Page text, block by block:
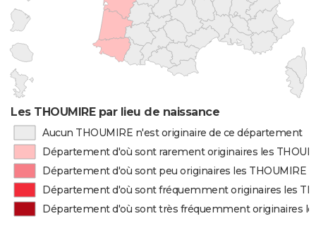
Les THOUMIRE par lieu de naissance
Aucun THOUMIRE n'est originaire de ce département
Département d'où sont rarement originaires les
Département d'où sont peu originaires les THOUMIRE
Département d'où sont fréquemment originaires les
Département d'où sont très fréquemment originaires